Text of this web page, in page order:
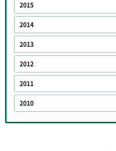
2015
2014
2013
2012
2011
2010